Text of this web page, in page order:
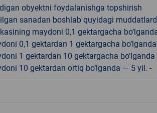
obyektni foydalanishga topshirish
sanadan boshlab quyidagi
maydoni 0,1 gektargacha
0,1 gektardan 1 gektargacha
1 gektardan 10 gektargacha
10 gektardan ortiq bo‘lganda — 5 yil. -